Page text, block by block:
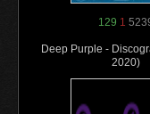
129 1
Deep Purple -
2020)